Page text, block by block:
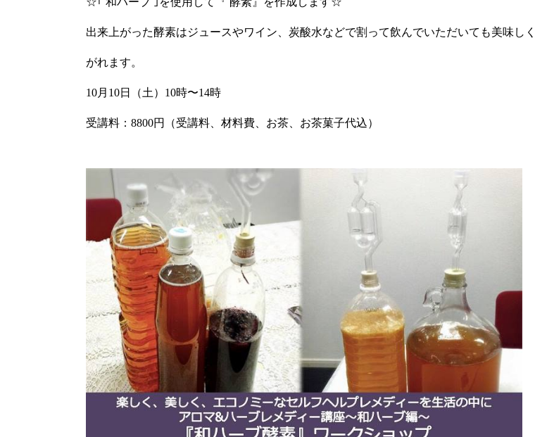
出来上がった酵素はジュースやワイン、炭酸水などで割って飲んでいただいても美味し
がれます。
10月10日（土）10時〜14時
受講料：8800円（受講料、材料費、お茶、お茶菓子代込）